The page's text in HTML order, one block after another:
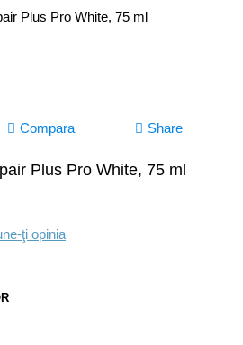
Compara Share
Plus Pro White, 75 ml
ţi opinia